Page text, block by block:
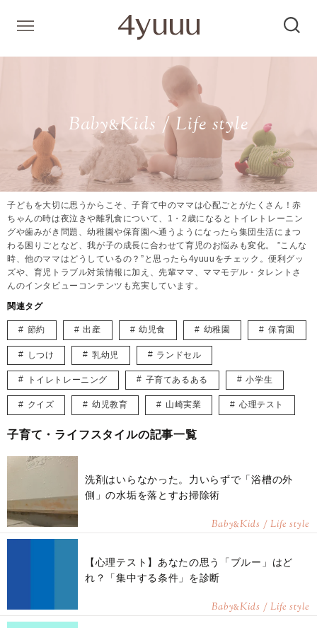
Baby&Kids / Life style
子どもを大切に思うからこそ、子育て中のママは心配ごとがたくさん！赤
ちゃんの時は夜泣きや離乳食について、1・2歳になるとトイレトレーニン
グや歯みがき問題、幼稚園や保育園へ通うようになったら集団生活にまつ
わる困りごとなど、我が子の成長に合わせて育児のお悩みも変化。 ”こんな
時、他のママはどうしているの？”と思ったら4yuuuをチェック。便利グッ
ズや、育児トラブル対策情報に加え、先輩ママ、ママモデル・タレントさ
んのインタビューコンテンツも充実しています。
関連タグ
節約 出産 幼児食 幼稚園 保育園
しつけ 乳幼児 ランドセル
トイレトレーニング 子育てあるある 小学生
クイズ 幼児教育 山崎実業 心理テスト
子育て・ライフスタイルの記事一覧
洗剤はいらなかった。力いらずで「浴槽の外
側」の水垢を落とすお掃除術
Baby&Kids / Life style
【心理テスト】あなたの思う「ブルー」はど
れ？「集中する条件」を診断
Baby&Kids / Life style